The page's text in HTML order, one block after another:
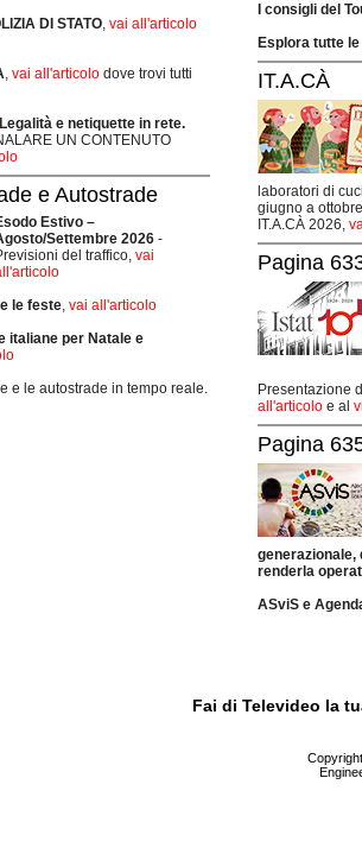
DI STATO, vai all'articolo
, vai all'articolo dove trovi tutti
Legalità e netiquette in rete.
UN CONTENUTO
e Autostrade
Estivo –
Settembre 2026 -
del traffico, vai
le feste, vai all'articolo
italiane per Natale e
e le autostrade in tempo reale.
I consigli del
Esplora tutte
IT.A.CÀ
laboratori di
giugno a
IT.A.CÀ 2026,
Pagina
Presentazione
all'articolo e al
Pagina
generazionale,
renderla
ASviS e
Fai di Televideo la